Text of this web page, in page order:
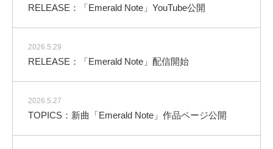
RELEASE：「Emerald Note」YouTube公開
2026.5.29
RELEASE：「Emerald Note」配信開始
2026.5.27
TOPICS：新曲「Emerald Note」作品ページ公開